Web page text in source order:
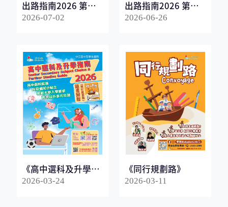
出路指南2026 第一
冊
2026-07-02
出路指南2026 第二
冊
2026-06-26
《高中選科及升學指
南2026》
2026-03-24
《同行規劃路》
2026-03-11